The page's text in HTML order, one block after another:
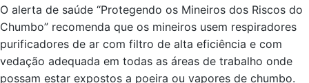
O alerta de saúde “Protegendo os Mineiros dos Riscos do
Chumbo” recomenda que os mineiros usem respiradores
purificadores de ar com filtro de alta eficiência e com
vedação adequada em todas as áreas de trabalho onde
possam estar expostos a poeira ou vapores de chumbo.